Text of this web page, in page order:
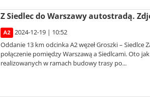
Z Siedlec do Warszawy autostradą.
A2
2024-12-19 | 10:52
Oddanie 13 km odcinka A2 węzeł Groszki –
połączenie pomiędzy Warszawą a Siedlcami. Oto
realizowanych w ramach budowy trasy po...